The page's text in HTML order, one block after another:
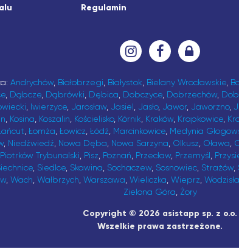
Regulamin
Andrychów, Białobrzegi Białystok Bielany Wrocławskie,
, Dąbcze, Dąbrówki Dębica Dobczyce, Dobrzechów,
Iwierzyce Jarosław Jasiel Jasło, Jawor Jaworzno,
Kosina Koszalin Kościelisko, Kórnik Kraków Krapkowice
Łomża Łowicz Łódź Marcinkowice, Medynia
, Niedźwiedź Nowa Dęba Nowa Sarzyna Olkusz Oława
Piotrków Trybunalski Pisz Poznań Przecław, Przemyśl
, Siedlce, Skawina Sochaczew, Sosnowiec, Strażów,
Wach Wałbrzych Warszawa Wieliczka Wieprz
Zielona Góra Żory
Copyright © 2026 asistapp sp. z o.o.
Wszelkie prawa zastrzeżone.